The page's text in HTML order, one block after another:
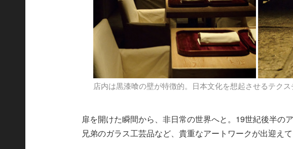
店内は黒漆喰の壁が特徴的。日本文化を想起させるテク
扉を開けた瞬間から、非日常の世界へと。19世紀後半の
兄弟のガラス工芸品など、貴重なアートワークが出迎えて